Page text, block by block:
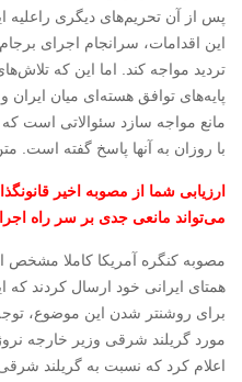
پس از آن تحریم‌های دیگری راعلیه
این اقدامات، سرانجام اجرای
تردید مواجه کند. اما این که
مانع مواجه سازد سئوالاتی است که
با روزان به آنها پاسخ گفته است.
ارزیابی شما از مصوبه اخیر
می‌تواند مانعی جدی بر سر راه
مصوبه کنگره آمریکا کاملا مشخص
همتای ایرانی خود ارسال کردند که
برای روشنتر شدن این موضوع،
مورد گریلند شرقی وزیر خارجه
اعلام کرد که نسبت به گریلند شرقی